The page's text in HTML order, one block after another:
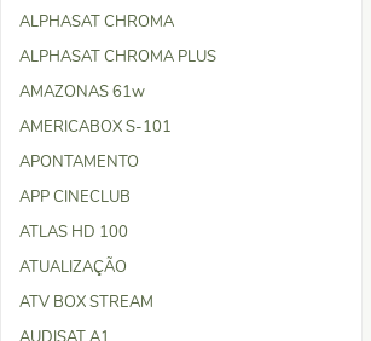
ALPHASAT CHROMA
ALPHASAT CHROMA PLUS
AMAZONAS 61w
AMERICABOX S-101
APONTAMENTO
APP CINECLUB
ATLAS HD 100
ATUALIZAÇÃO
ATV BOX STREAM